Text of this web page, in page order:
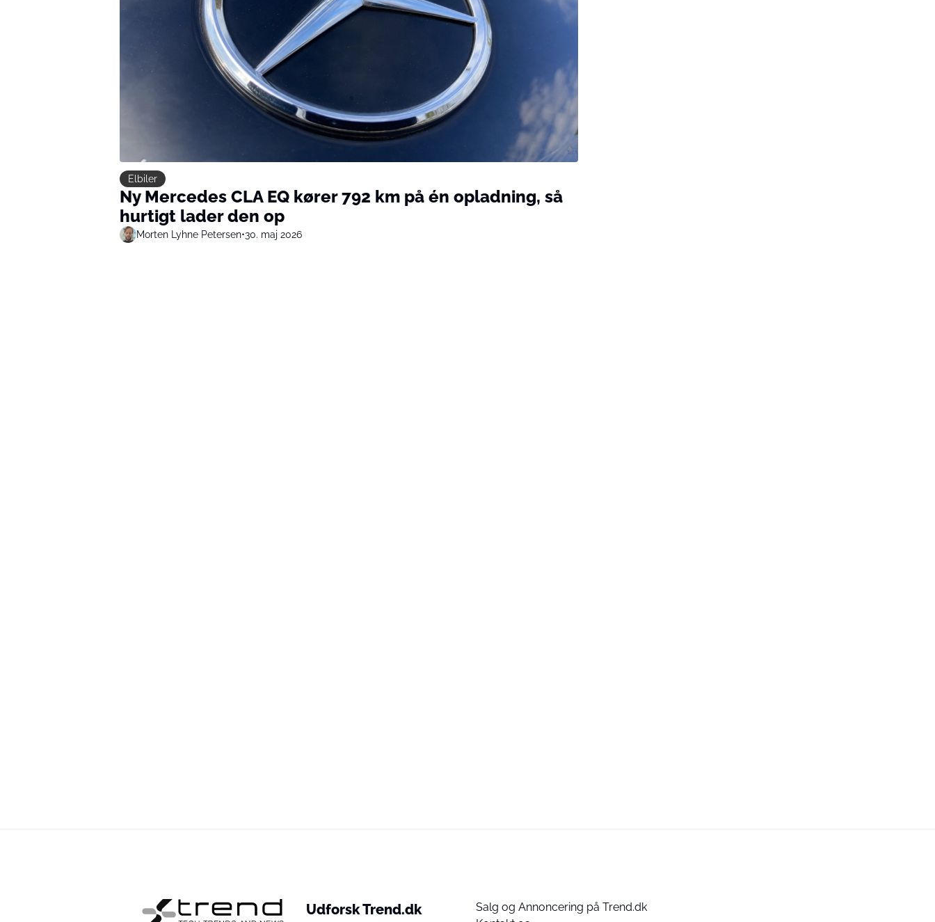
Elbiler
Ny Mercedes CLA EQ kører 792 km på én opladning, så
hurtigt lader den op
Morten Lyhne Petersen•30. maj 2026
Udforsk Trend.dk
Salg og Annoncering på Trend.dk